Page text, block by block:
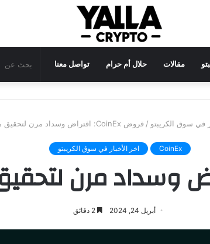
مقالات حلال أم حرام تواصل معنا
في سوق الكريبتو / قروض CoinEx: اقتراض وسداد مرن لتحقيق مكاسب سريعة
CoinEx اخر الأخبار في سوق الكريبتو
أبريل 24, 2024